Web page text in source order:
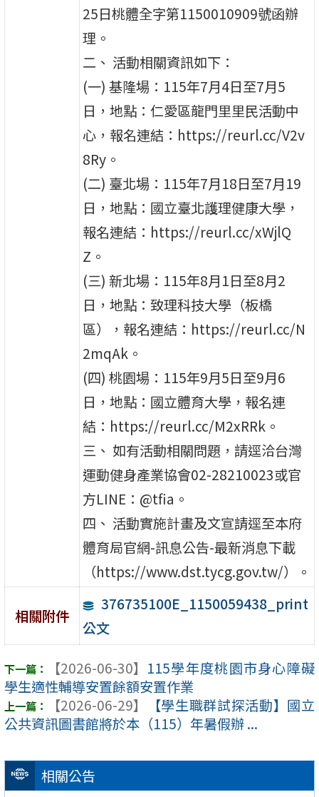
相關公告
25日桃體全字第1150010909號函辦
理。
二、 活動相關資訊如下：
(一) 基隆場：115年7月4日至7月5
日，地點：仁愛區龍門里里民活動中
心，報名連結：https://reurl.cc/V2v
8Ry。
(二) 臺北場：115年7月18日至7月19
日，地點：國立臺北護理健康大學，
報名連結：https://reurl.cc/xWjlQ
Z。
(三) 新北場：115年8月1日至8月2
日，地點：致理科技大學（板橋
區），報名連結：https://reurl.cc/N
2mqAk。
(四) 桃園場：115年9月5日至9月6
日，地點：國立體育大學，報名連
結：https://reurl.cc/M2xRRk。
三、 如有活動相關問題，請逕洽台灣
運動健身產業協會02-28210023或官
方LINE：@tfia。
四、 活動實施計畫及文宣請逕至本府
體育局官網-訊息公告-最新消息下載
（https://www.dst.tycg.gov.tw/）。
相關附件
376735100E_1150059438_print
公文
【2026-06-30】 115學年度桃園市身心障礙
學生適性輔導安置餘額安置作業
【2026-06-29】
【學生職群試探活動】國立
公共資訊圖書館將於本（115）年暑假辦 ...